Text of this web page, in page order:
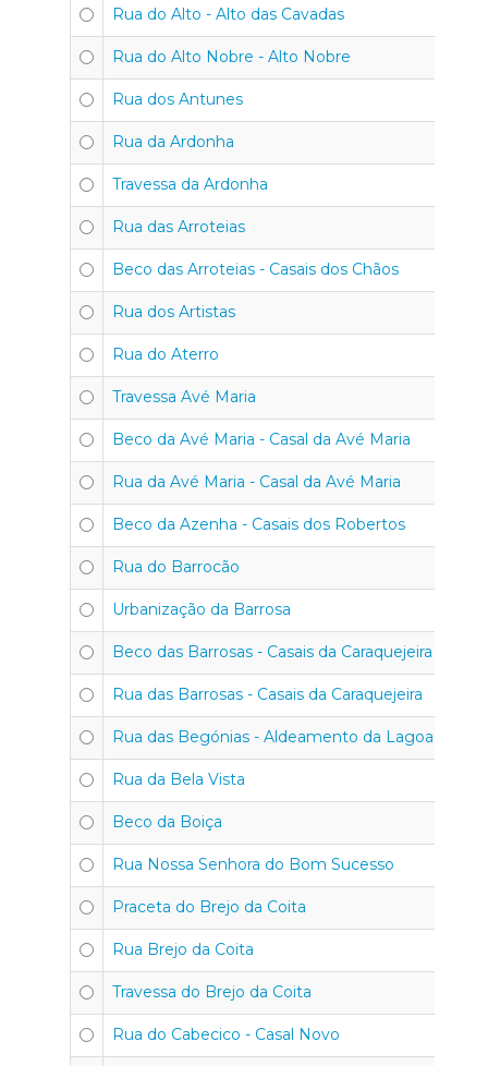
Rua do Alto - Alto das Cavadas
Rua do Alto Nobre - Alto Nobre
Rua dos Antunes
Rua da Ardonha
Travessa da Ardonha
Rua das Arroteias
Beco das Arroteias - Casais dos Chãos
Rua dos Artistas
Rua do Aterro
Travessa Avé Maria
Beco da Avé Maria - Casal da Avé Maria
Rua da Avé Maria - Casal da Avé Maria
Beco da Azenha - Casais dos Robertos
Rua do Barrocão
Urbanização da Barrosa
Beco das Barrosas - Casais da Caraquejeira
Rua das Barrosas - Casais da Caraquejeira
Rua das Begónias - Aldeamento da Lagoa
Rua da Bela Vista
Beco da Boiça
Rua Nossa Senhora do Bom Sucesso
Praceta do Brejo da Coita
Rua Brejo da Coita
Travessa do Brejo da Coita
Rua do Cabecico - Casal Novo